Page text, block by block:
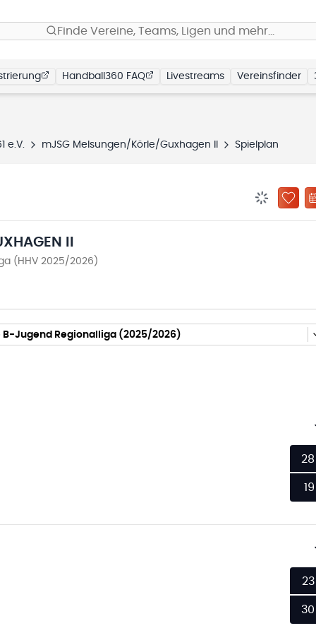
Finde Vereine, Teams, Ligen und mehr…
Handball360 FAQ Livestreams Vereinsfinder
e.V. mJSG Melsungen/Körle/Guxhagen II Spielplan
ZU
II
(HHV 2025/2026)
Jugend Regionalliga (2025/2026)
28
19
23
30